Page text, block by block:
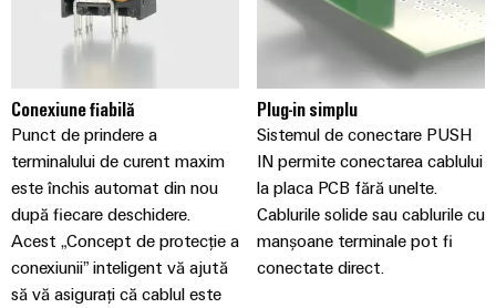
Conexiune fiabilă
Punct de prindere a
terminalului de curent maxim
este închis automat din nou
după fiecare deschidere.
Acest „Concept de protecție a
conexiunii” inteligent vă ajută
să vă asigurați că cablul este
Plug-in simplu
Sistemul de conectare PUSH
IN permite conectarea cablului
la placa PCB fără unelte.
Cablurile solide sau cablurile cu
manșoane terminale pot fi
conectate direct.